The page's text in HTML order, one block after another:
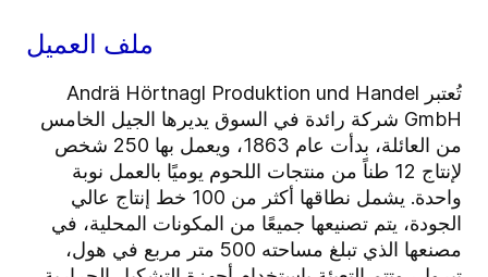
ملف العميل
تُعتبر Andrä Hörtnagl Produktion und Handel
GmbH شركة رائدة في السوق يديرها الجيل الخامس
من العائلة، بدأت عام 1863، ويعمل بها 250 شخص
لإنتاج 12 طناً من منتجات اللحوم يوميًا بالعمل نوبة
واحدة. يشمل نطاقها أكثر من 100 خط إنتاج عالي
الجودة، يتم تصنيعها جميعًا من المكونات المحلية، في
مصنعها الذي تبلغ مساحته 500 متر مربع في هول،